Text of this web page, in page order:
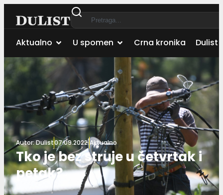
Aktualno U spomen Crna kronika Dulist
Autor:Dulist07.09.2022.Aktualno
Tko je bez struje u četvrtak i
petak?